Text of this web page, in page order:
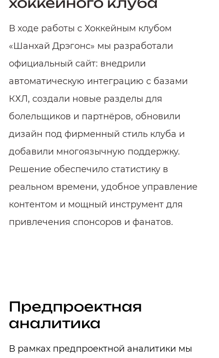
В ходе работы с Хоккейным клубом
«Шанхай Дрэгонс» мы разработали
официальный сайт: внедрили
автоматическую интеграцию с базами
КХЛ, создали новые разделы для
болельщиков и партнёров, обновили
дизайн под фирменный стиль клуба и
добавили многоязычную поддержку.
Решение обеспечило статистику в
реальном времени, удобное управление
контентом и мощный инструмент для
привлечения спонсоров и фанатов.
Предпроектная
аналитика
В рамках предпроектной аналитики мы